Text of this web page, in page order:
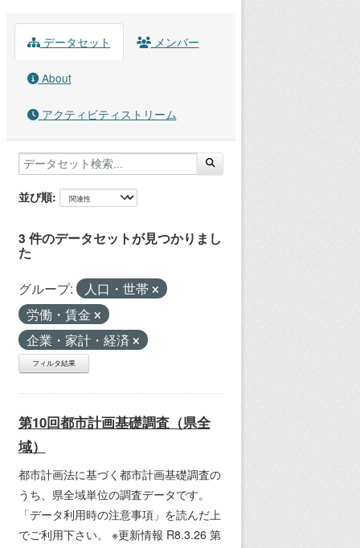
データセット メンバー
About
アクティビティストリーム
並び順
3 件のデータセットが見つかりまし
た
グループ:
人口・世帯
労働・賃金
企業・家計・経済
フィルタ結果
第10回都市計画基礎調査（県全
域）
都市計画法に基づく都市計画基礎調査の
うち、県全域単位の調査データです。
「データ利用時の注意事項」を読んだ上
でご利用下さい。 ※更新情報 R8.3.26 第